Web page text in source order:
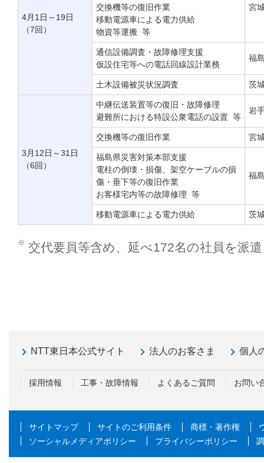
4月1日～19日
（7回）
交換機等の復旧作業
移動電源車による電力供給
物資等運搬 等
宮
通信設備調査・故障修理支援
仮設住宅等への電話回線設計業務
福
土木設備被災状況調査 茨
3月12日～31日
（6回）
中継伝送装置等の復旧・故障修理
避難所における特設公衆電話の設置 等
岩
交換機等の復旧作業 宮
福島県災害対策本部支援
電柱の倒壊・損傷、架空ケーブルの損
傷・垂下等の復旧作業
お客様宅内等の故障修理 等
福
移動電源車による電力供給 茨
※ 交代要員等含め、延べ172名の社員を派
NTT東日本公式サイト 法人のお客さま 個人
採用情報 工事・故障情報 よくあるご質問 お問い
サイトマップ サイトのご利用条件 商標・著作権
ソーシャルメディアポリシー
プライバシーポリシー